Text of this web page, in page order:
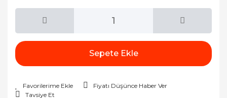
Sepete Ekle
Fiyatı Düşünce Haber Ver
Tavsiye Et